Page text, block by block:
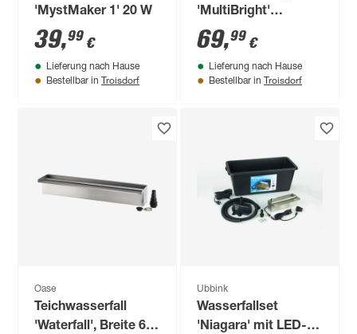
'MystMaker 1' 20 W
39,99 €
Lieferung nach Hause
Bestellbar in Troisdorf
'MultiBright'
schwimmend Ø 30
cm
69,99 €
Lieferung nach Hause
Bestellbar in Troisdorf
Oase
Teichwasserfall
'Waterfall', Breite 60
Ubbink
Wasserfallset
'Niagara' mit LED-